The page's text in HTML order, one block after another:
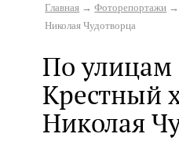
Главная →Фоторепортажи →
Николая Чудотворца
По улицам
Крестный
Николая